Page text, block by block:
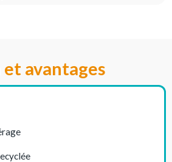
avantages